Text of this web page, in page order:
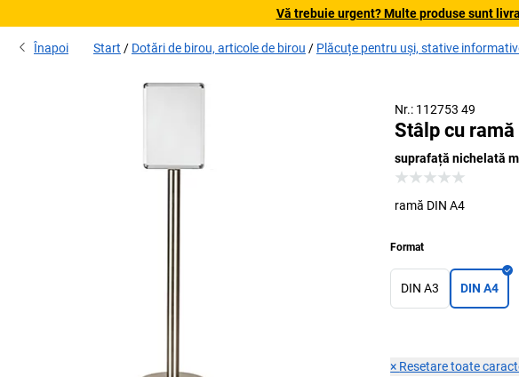
Vă trebuie urgent? Multe produse sunt
Înapoi Start Dotări de birou, articole de birou Plăcuțe pentru uși, stative
Nr.: 112753 49
Stâlp cu ramă
suprafață nichelată
ramă DIN A4
Format
DIN A3 DIN A4
× Resetare toate